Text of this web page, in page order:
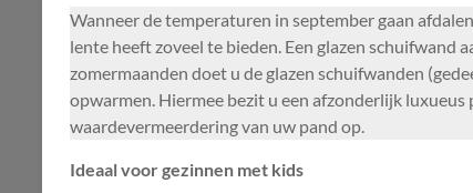
Wanneer de temperaturen in september gaan
lente heeft zoveel te bieden. Een glazen
zomermaanden doet u de glazen schuifwanden
opwarmen. Hiermee bezit u een afzonderlijk
waardevermeerdering van uw pand op.
Ideaal voor gezinnen met kids